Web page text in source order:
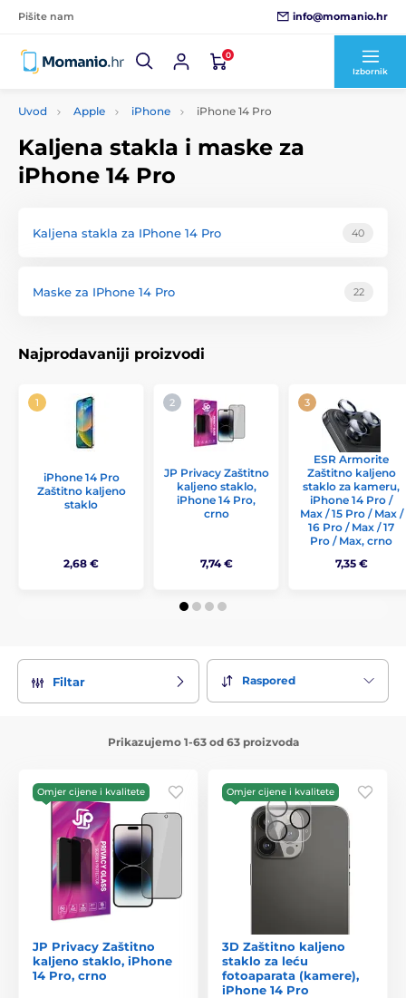
Pišite nam info@momanio.hr
0
Izbornik
Uvod Apple iPhone iPhone 14 Pro
Kaljena stakla i maske za
iPhone 14 Pro
Kaljena stakla za IPhone 14 Pro 40
Maske za IPhone 14 Pro 22
Najprodavaniji proizvodi
iPhone 14 Pro
Zaštitno kaljeno
staklo
2,68 €
JP Privacy Zaštitno
kaljeno staklo,
iPhone 14 Pro,
crno
7,74 €
ESR Armorite
Zaštitno kaljeno
staklo za kameru,
iPhone 14 Pro /
Max / 15 Pro / Max /
16 Pro / Max / 17
Pro / Max, crno
7,35 €
Filtar Raspored
Prikazujemo 1-63 od 63 proizvoda
Omjer cijene i kvalitete
JP Privacy Zaštitno
kaljeno staklo, iPhone
14 Pro, crno
Omjer cijene i kvalitete
3D Zaštitno kaljeno
staklo za leću
fotoaparata (kamere),
iPhone 14 Pro